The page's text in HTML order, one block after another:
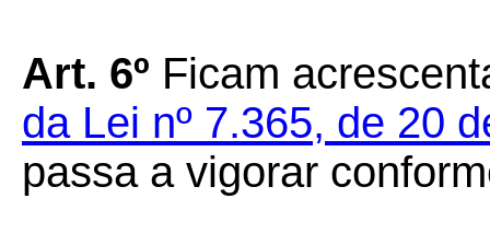
Art. 6º Ficam
da Lei nº 7.365, de 20
passa a vigorar